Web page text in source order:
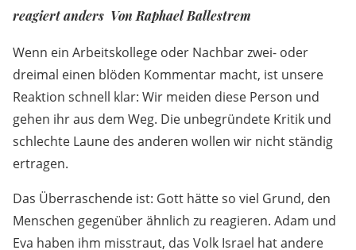
reagiert anders Von Raphael Ballestrem
Wenn ein Arbeitskollege oder Nachbar zwei- oder
dreimal einen blöden Kommentar macht, ist unsere
Reaktion schnell klar: Wir meiden diese Person und
gehen ihr aus dem Weg. Die unbegründete Kritik und
schlechte Laune des anderen wollen wir nicht ständig
ertragen.
Das Überraschende ist: Gott hätte so viel Grund, den
Menschen gegenüber ähnlich zu reagieren. Adam und
Eva haben ihm misstraut, das Volk Israel hat andere